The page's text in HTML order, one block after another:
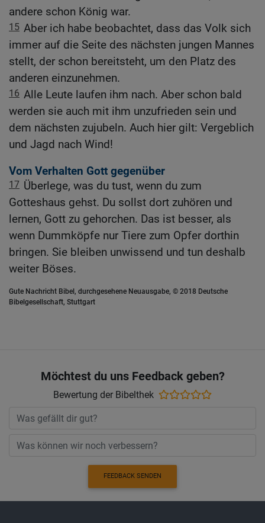
andere schon König war.
15 Aber ich habe beobachtet, dass das Volk sich
immer auf die Seite des nächsten jungen Mannes
stellt, der schon bereitsteht, um den Platz des
anderen einzunehmen.
16 Alle Leute laufen ihm nach. Aber schon bald
werden sie auch mit ihm unzufrieden sein und
dem nächsten zujubeln. Auch hier gilt: Vergeblich
und Jagd nach Wind!
Vom Verhalten Gott gegenüber
17 Überlege, was du tust, wenn du zum
Gotteshaus gehst. Du sollst dort zuhören und
lernen, Gott zu gehorchen. Das ist besser, als
wenn Dummköpfe nur Tiere zum Opfer dorthin
bringen. Sie bleiben unwissend und tun deshalb
weiter Böses.
Gute Nachricht Bibel, durchgesehene Neuausgabe, © 2018 Deutsche
Bibelgesellschaft, Stuttgart
Möchtest du uns Feedback geben?
Bewertung der Bibelthek
FEEDBACK SENDEN